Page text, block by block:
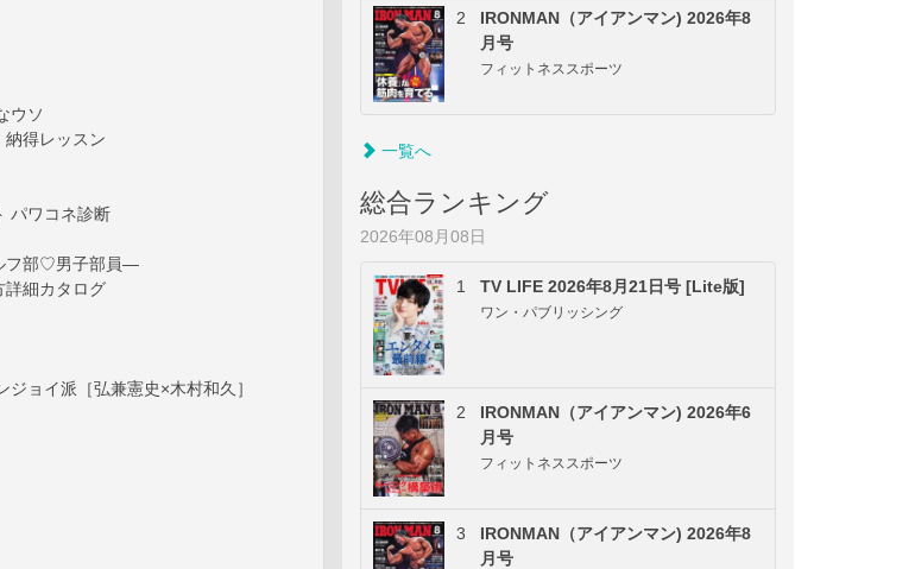
ウソ
納得レッスン
パワコネ診断
フ部♡男子部員―
詳細カタログ
ョイ派［弘兼憲史×木村和久］
2
IRONMAN（アイアンマン) 2026年8
月号
フィットネススポーツ
一覧へ
総合ランキング
2026年08月08日
1 TV LIFE 2026年8月21日号 [Lite版]
ワン・パブリッシング
2
IRONMAN（アイアンマン) 2026年6
月号
フィットネススポーツ
3
IRONMAN（アイアンマン) 2026年8
月号